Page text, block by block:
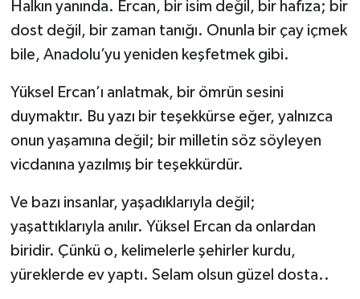
Halkın yanında. Ercan, bir isim değil, bir hafıza; bir
dost değil, bir zaman tanığı. Onunla bir çay içmek
bile, Anadolu’yu yeniden keşfetmek gibi.
Yüksel Ercan’ı anlatmak, bir ömrün sesini
duymaktır. Bu yazı bir teşekkürse eğer, yalnızca
onun yaşamına değil; bir milletin söz söyleyen
vicdanına yazılmış bir teşekkürdür.
Ve bazı insanlar, yaşadıklarıyla değil;
yaşattıklarıyla anılır. Yüksel Ercan da onlardan
biridir. Çünkü o, kelimelerle şehirler kurdu,
yüreklerde ev yaptı. Selam olsun güzel dosta..